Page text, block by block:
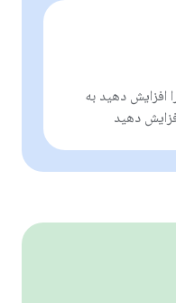
افزایش دهید به
دهید